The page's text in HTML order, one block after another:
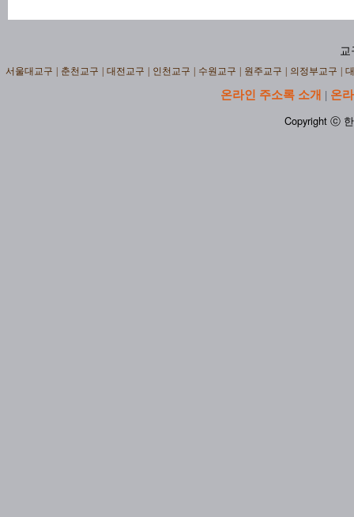
교
서울대교구 춘천교구 대전교구 인천교구 수원교구 원주교구 의정부교구
온라인 주소록 소개 | 온
Copyright ⓒ